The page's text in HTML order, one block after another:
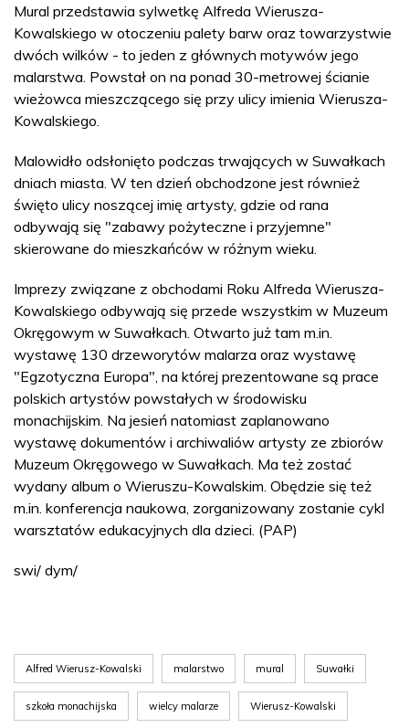
Mural przedstawia sylwetkę Alfreda Wierusza-
Kowalskiego w otoczeniu palety barw oraz towarzystwie
dwóch wilków - to jeden z głównych motywów jego
malarstwa. Powstał on na ponad 30-metrowej ścianie
wieżowca mieszczącego się przy ulicy imienia Wierusza-
Kowalskiego.
Malowidło odsłonięto podczas trwających w Suwałkach
dniach miasta. W ten dzień obchodzone jest również
święto ulicy noszącej imię artysty, gdzie od rana
odbywają się "zabawy pożyteczne i przyjemne"
skierowane do mieszkańców w różnym wieku.
Imprezy związane z obchodami Roku Alfreda Wierusza-
Kowalskiego odbywają się przede wszystkim w Muzeum
Okręgowym w Suwałkach. Otwarto już tam m.in.
wystawę 130 drzeworytów malarza oraz wystawę
"Egzotyczna Europa", na której prezentowane są prace
polskich artystów powstałych w środowisku
monachijskim. Na jesień natomiast zaplanowano
wystawę dokumentów i archiwaliów artysty ze zbiorów
Muzeum Okręgowego w Suwałkach. Ma też zostać
wydany album o Wieruszu-Kowalskim. Obędzie się też
m.in. konferencja naukowa, zorganizowany zostanie cykl
warsztatów edukacyjnych dla dzieci. (PAP)
swi/ dym/
Alfred Wierusz-Kowalski malarstwo mural Suwałki
szkoła monachijska wielcy malarze Wierusz-Kowalski